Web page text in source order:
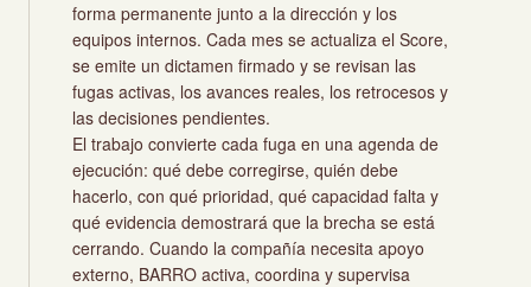
forma permanente junto a la dirección y los
equipos internos. Cada mes se actualiza el Score,
se emite un dictamen firmado y se revisan las
fugas activas, los avances reales, los retrocesos y
las decisiones pendientes.
El trabajo convierte cada fuga en una agenda de
ejecución: qué debe corregirse, quién debe
hacerlo, con qué prioridad, qué capacidad falta y
qué evidencia demostrará que la brecha se está
cerrando. Cuando la compañía necesita apoyo
externo, BARRO activa, coordina y supervisa